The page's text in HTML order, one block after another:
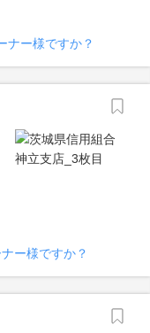
ー様ですか？
ー様ですか？